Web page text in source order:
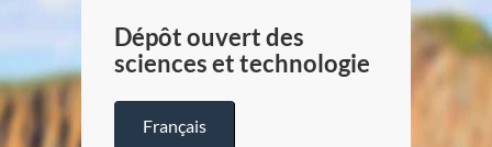
Dépôt ouvert des
sciences et technologie
Français